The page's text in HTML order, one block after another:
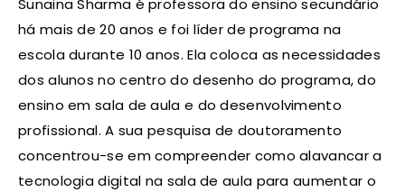
Sunaina Sharma é professora do ensino secundário
há mais de 20 anos e foi líder de programa na
escola durante 10 anos. Ela coloca as necessidades
dos alunos no centro do desenho do programa, do
ensino em sala de aula e do desenvolvimento
profissional. A sua pesquisa de doutoramento
concentrou-se em compreender como alavancar a
tecnologia digital na sala de aula para aumentar o